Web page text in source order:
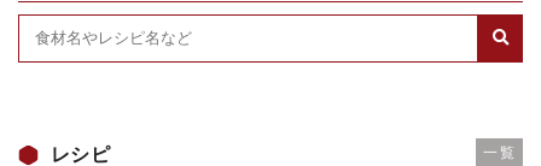
レシピ 一覧